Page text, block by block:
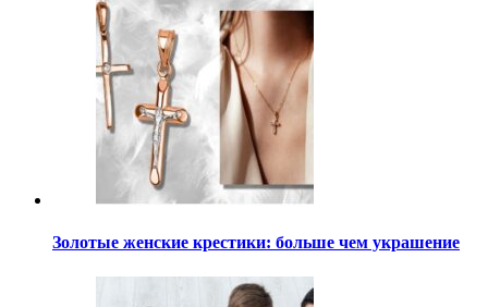
Золотые женские крестики: больше чем украшение